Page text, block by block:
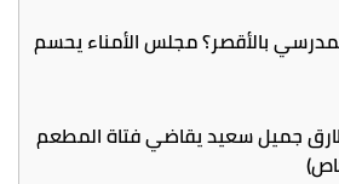
بالأقصر؟ مجلس الأمناء يحسم
جميل سعيد يقاضي فتاة المطعم